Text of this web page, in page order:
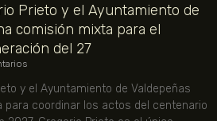
Prieto y el Ayuntamiento de
comisión mixta para el
del 27
y el Ayuntamiento de Valdepeñas
para coordinar los actos del centenario